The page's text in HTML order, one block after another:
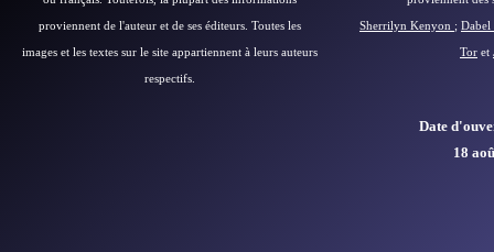
proviennent de l'auteur et de ses éditeurs. Toutes les
images et les textes sur le site appartiennent à leurs auteurs
respectifs.
Sherrilyn Kenyon ; Dabel
Tor et
Date
18